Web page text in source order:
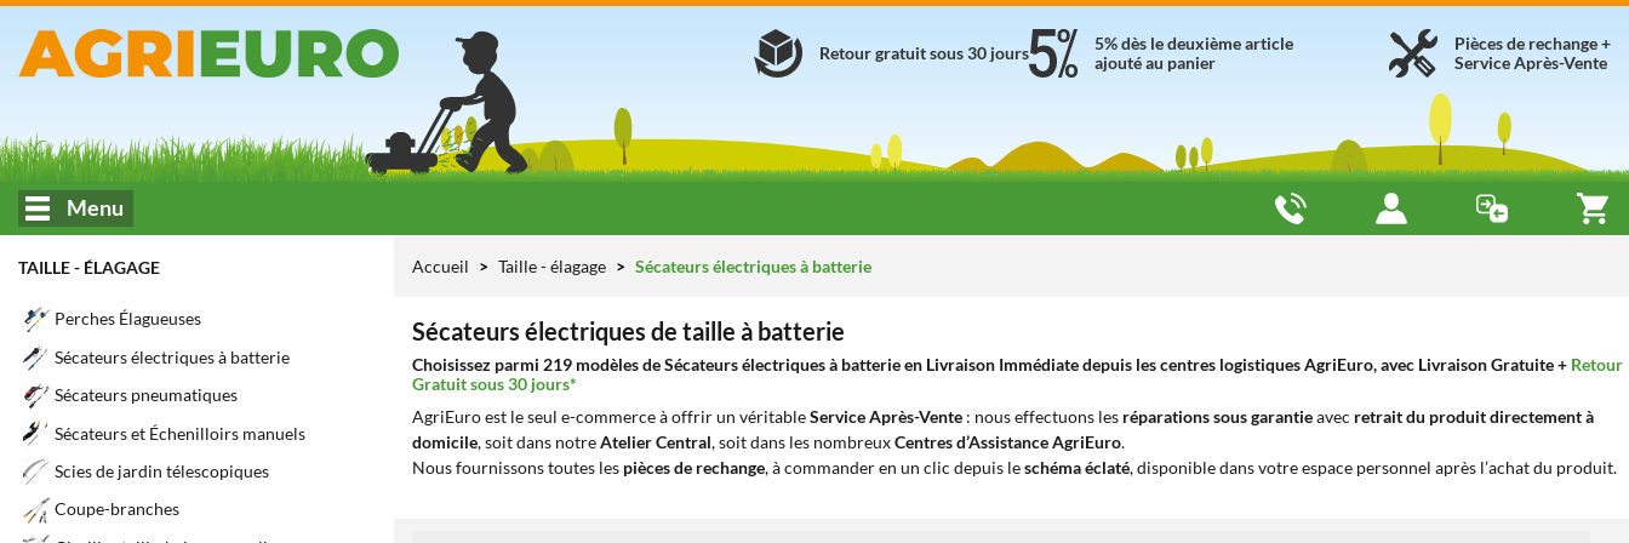
Pièces de rechange +
Service Après-Vente
5% dès le deuxième article
ajouté au panier
Retour gratuit sous 30 jours
Menu
TAILLE - ÉLAGAGE
Perches Élagueuses
Sécateurs électriques à batterie
Sécateurs pneumatiques
Sécateurs et Échenilloirs manuels
Scies de jardin télescopiques
Coupe-branches
Accueil Taille - élagage Sécateurs électriques à batterie
Sécateurs électriques de taille à batterie
Choisissez parmi 219 modèles de Sécateurs électriques à batterie en Livraison Immédiate depuis les centres logistiques AgriEuro, avec Livraison Gratuite + Retour
Gratuit sous 30 jours*
AgriEuro est le seul e-commerce à offrir un véritableService Après-Vente : nous effectuons les réparations sous garantieavec retrait du produit directement à
domicile, soit dans notreAtelier Central, soit dans les nombreuxCentres d’Assistance AgriEuro.
Nous fournissons toutes les pièces de rechange, à commander en un clic depuis leschéma éclaté, disponible dans votre espace personnel après l’achat du produit.